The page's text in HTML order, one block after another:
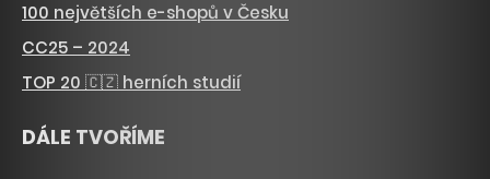
100 největších e-shopů v Česku
CC25 – 2024
TOP 20 🇨🇿 herních studií
DÁLE TVOŘÍME